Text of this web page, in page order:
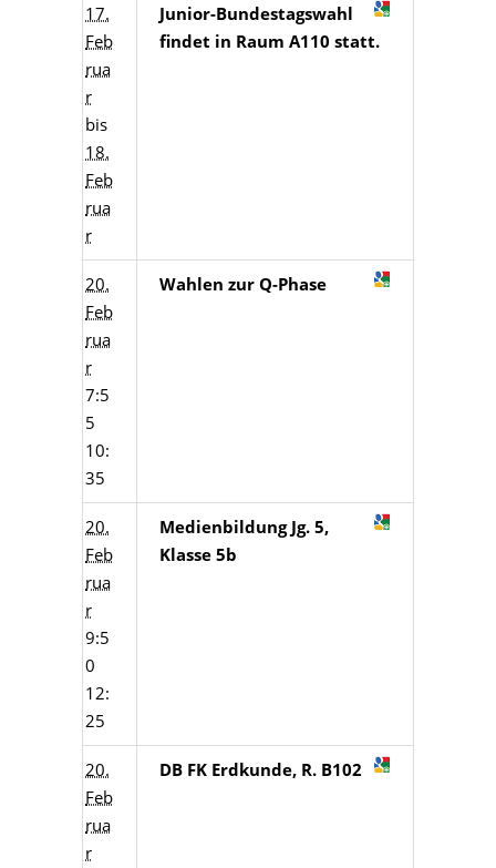
17.
Feb
rua
r
bis
18.
Feb
rua
r
Junior-Bundestagswahl
findet in Raum A110 statt.
20.
Feb
rua
r
7:5
5
10:
35
Wahlen zur Q-Phase
20.
Feb
rua
r
9:5
0
12:
25
Medienbildung Jg. 5,
Klasse 5b
20.
Feb
rua
r
DB FK Erdkunde, R. B102